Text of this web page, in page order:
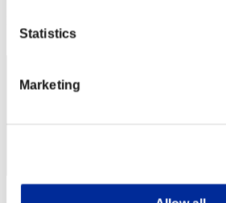
Statistics
Marketing
13